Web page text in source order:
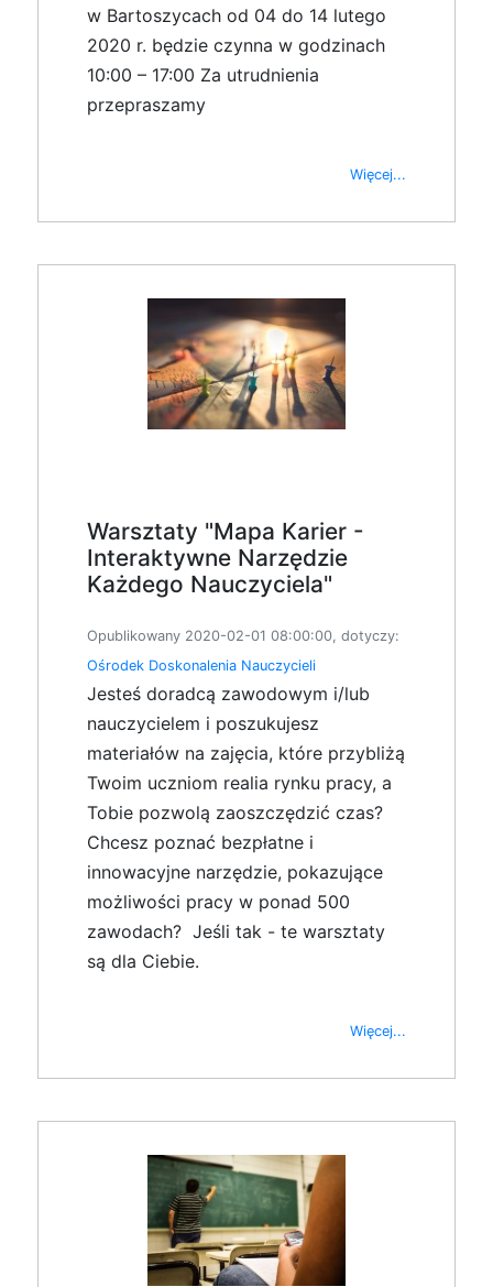
w Bartoszycach od 04 do 14 lutego
2020 r. będzie czynna w godzinach
10:00 – 17:00 Za utrudnienia
przepraszamy
Więcej...
Warsztaty "Mapa Karier -
Interaktywne Narzędzie
Każdego Nauczyciela"
Opublikowany 2020-02-01 08:00:00, dotyczy:
Ośrodek Doskonalenia Nauczycieli
Jesteś doradcą zawodowym i/lub
nauczycielem i poszukujesz
materiałów na zajęcia, które przybliżą
Twoim uczniom realia rynku pracy, a
Tobie pozwolą zaoszczędzić czas?
Chcesz poznać bezpłatne i
innowacyjne narzędzie, pokazujące
możliwości pracy w ponad 500
zawodach? Jeśli tak - te warsztaty
są dla Ciebie.
Więcej...